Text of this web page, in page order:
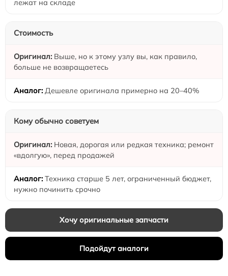
лежат на складе
Стоимость
Выше, но к этому узлу вы, как правило,
больше не возвращаетесь
Дешевле оригинала примерно на 20–40%
Кому обычно советуем
Новая, дорогая или редкая техника; ремонт
«вдолгую», перед продажей
Техника старше 5 лет, ограниченный бюджет,
нужно починить срочно
Хочу оригинальные запчасти
Подойдут аналоги